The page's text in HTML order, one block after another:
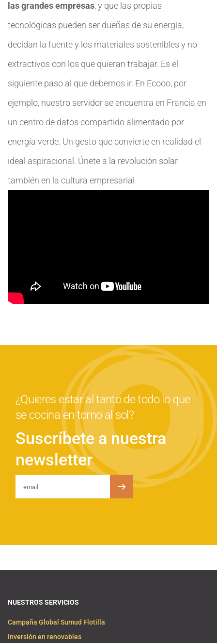
las grandes empresas, y que las propias
tecnológicas pueden ser dueñas de su energía,
decidan la fuente y los materiales sostenibles y no
extractivos con los que quieran trabajar. Es el
siguiente paso al que debemos ir. En Ecooo, por
ejemplo, nuestro servidor se encuentra en Francia en
un centro de datos compartido alimentado por
energía verde. Un gesto que convierte en realidad el
ideal aspiracional. Únete a la revolución solar
también en la cultura empresarial
¿Quieres estar al tanto de todo lo que
se cocina en torno al sol?
Suscríbete a nuestra
newsletter
NUESTROS SERVICIOS
Campaña Global Sumud Flotilla
Inversión en renovables